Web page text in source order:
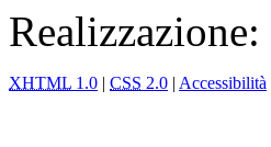
Realizzazione:
XHTML 1.0 | CSS 2.0 | Accessibilità